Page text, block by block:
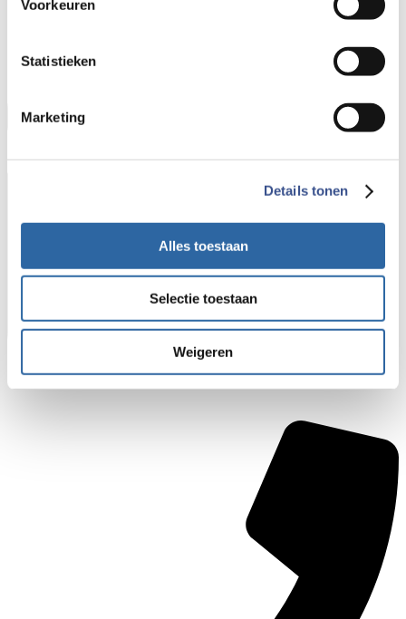
Voorkeuren
Statistieken
Marketing
Details tonen
Alles toestaan
Selectie toestaan
Weigeren